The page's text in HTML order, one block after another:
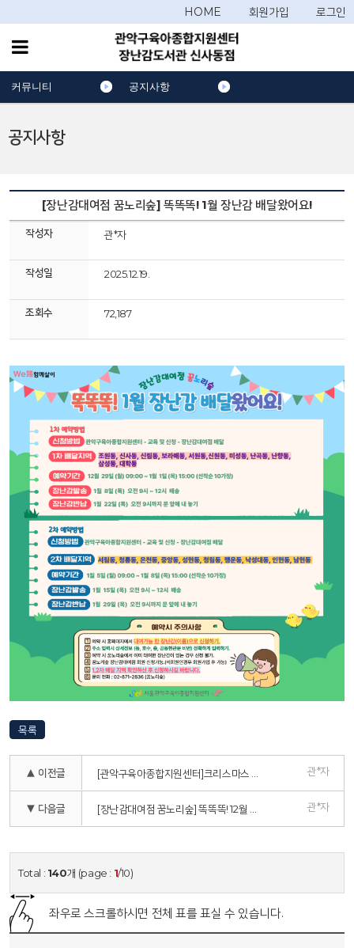
HOME 회원가입 로그인
공지사항
커뮤니티 공지사항
[장난감대여점 꿈노리숲] 똑똑똑! 1월 장난감 배달왔어요!
작성자 관*자
작성일 2025.12.19.
조회수 72,187
목록
▲ 이전글 관*자
▼ 다음글 관*자
Total : 140개 (page : 1/10)
좌우로 스크롤하시면 전체 표를 표실 수 있습니다.